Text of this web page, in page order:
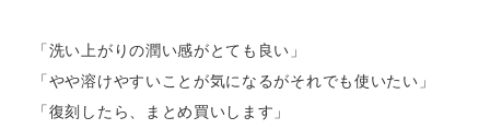
「洗い上がりの潤い感がとても良い」
「やや溶けやすいことが気になるがそれでも使いたい」
「復刻したら、まとめ買いします」